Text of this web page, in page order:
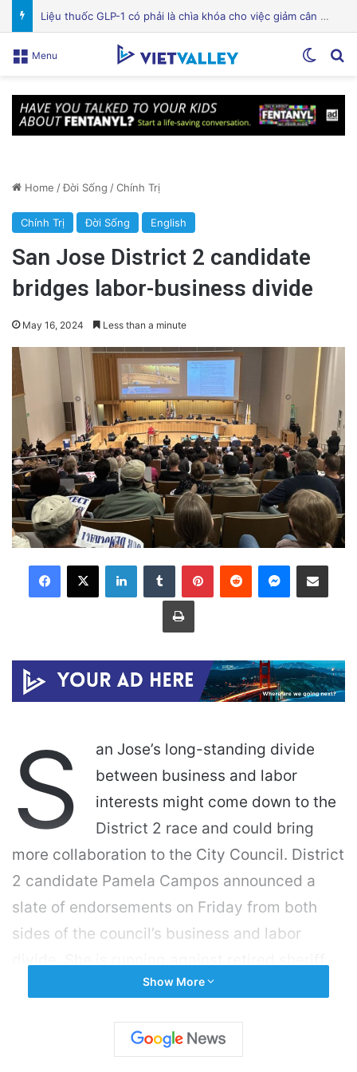
Bệnh viện Silicon Valley: Một trong những cơ sở y tế hàng đầu tại Mỹ
Menu
Home /Đời Sống /Chính Trị
Chính Trị Đời Sống English
San Jose District 2 candidate
bridges labor-business divide
May 16, 2024 Less than a minute
LinkedInTumblr PinterestReddit Messenger
Share via Email
Print
S
an Jose’s long-standing divide
between business and labor
interests might come down to the
District 2 race and could bring
more collaboration to the City Council. District
2 candidate Pamela Campos announced a
slate of endorsements on Friday from both
sides of the council’s business and labor
officer Joe Lopez, who secured an
in March. They’re running to replace
Show More